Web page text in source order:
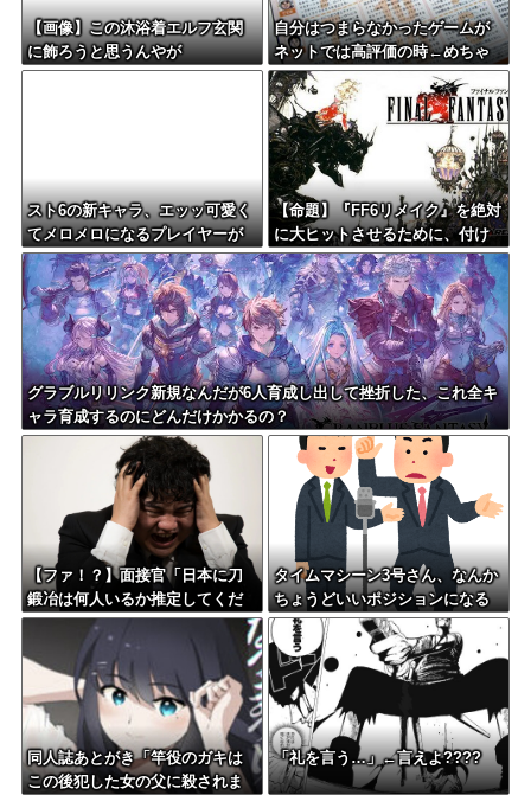
【画像】この沐浴着エルフ玄関
に飾ろうと思うんやが
自分はつまらなかったゲームが
ネットでは高評価の時←めちゃ
くちゃムカつくよな
スト6の新キャラ、エッッ可愛く
てメロメロになるプレイヤーが
続出ｗｗ
【命題】『FF6リメイク』を絶対
に大ヒットさせるために、付け
加えるべき要素
グラブルリリンク新規なんだが6人育成し出して挫折した、これ全キ
ャラ育成するのにどんだけかかるの？
【ファ！？】面接官「日本に刀
鍛冶は何人いるか推定してくだ
さい」 俺「188人です」 面接
官「どういう風に考えました
か？」 俺「知ってました」→
この後『こう』なったんだがマ
ジで納得いかない！！！！！
タイムマシーン3号さん、なんか
ちょうどいいポジションになる
同人誌あとがき「竿役のガキは
この後犯した女の父に殺されま
「礼を言う…」←言えよ????